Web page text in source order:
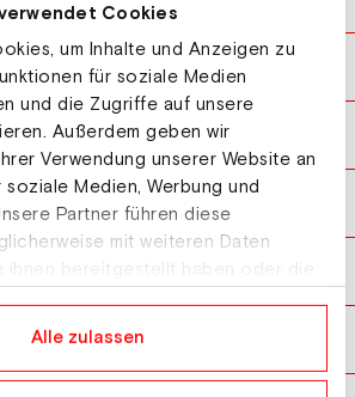
Cookies
um Inhalte und Anzeigen zu
für soziale Medien
und die Zugriffe auf unsere
Außerdem geben wir
Verwendung unserer Website an
Medien, Werbung und
Partner führen diese
mit weiteren Daten
ihnen bereitgestellt haben oder die
Alle zulassen
Alexander
Dominik
Zan
CASANOVA Gian
MESSNER Gabriel